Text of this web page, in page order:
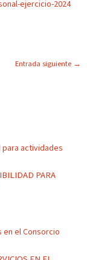
ejercicio-2024
Entrada siguiente →
PARA